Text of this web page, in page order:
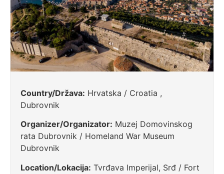
Country/Država: Hrvatska / Croatia ,
Dubrovnik
Organizer/Organizator: Muzej Domovinskog
rata Dubrovnik / Homeland War Museum
Dubrovnik
Location/Lokacija: Tvrđava Imperijal, Srđ / Fort